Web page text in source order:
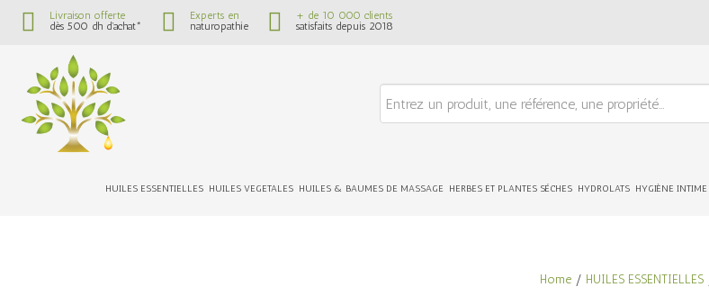
Livraison offerte
dès 500 dh d’achat*
Experts en
naturopathie
+ de 10 000 clients
satisfaits depuis 2018
HUILES ESSENTIELLES HUILES VEGETALES HUILES & BAUMES DE MASSAGE HERBES ET PLANTES SÉCHES HYDROLATS HYGIÈNE INTIME
Home / HUILES ESSENTIELLES